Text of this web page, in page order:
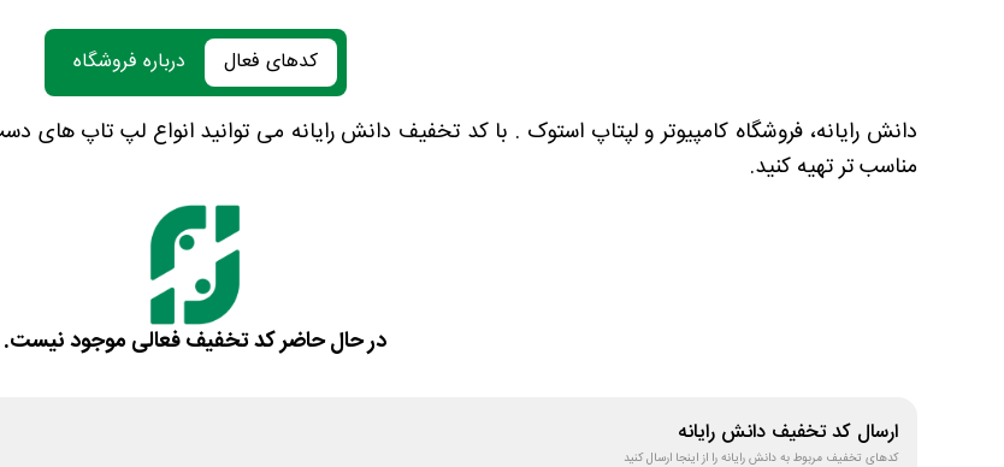
کدهای فعال درباره فروشگاه
دانش رایانه، فروشگاه کامپیوتر و لپتاپ استوک . با کد تخفیف دانش رایانه می توانید انواع لپ تاپ های
مناسب تر تهیه کنید.
در حال حاضر کد تخفیف فعالی موجود نیست.
ارسال کد تخفیف دانش رایانه
کدهای تخفیف مربوط بهدانش رایانهرا از اینجا ارسال کنید